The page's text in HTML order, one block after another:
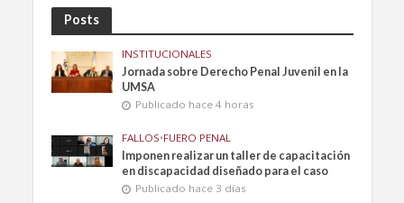
Posts
INSTITUCIONALES
Jornada sobre Derecho Penal Juvenil en la
UMSA
Publicado hace 4 horas
FALLOS•FUERO PENAL
Imponen realizar un taller de capacitación
en discapacidad diseñado para el caso
Publicado hace 3 días